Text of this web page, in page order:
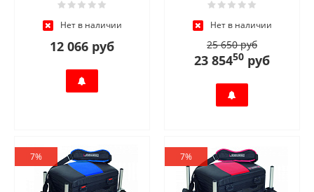
Нет в наличии
12 066 руб
Нет в наличии
25 650 руб
23 85450 руб
7% 7%